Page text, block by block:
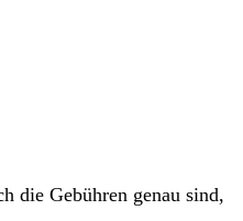
die Gebühren genau sind,